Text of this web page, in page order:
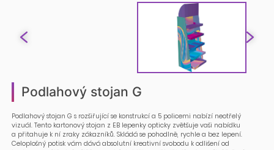
Podlahový stojan G
Podlahový stojan G s rozšiřující se konstrukcí a 5 policemi nabízí neotřelý
vizuál. Tento kartonový stojan z EB lepenky opticky zvětšuje vaši nabídku
a přitahuje k ní zraky zákazníků. Skládá se pohodlně, rychle a bez lepení.
Celoplošný potisk vám dává absolutní kreativní svobodu k odlišení od